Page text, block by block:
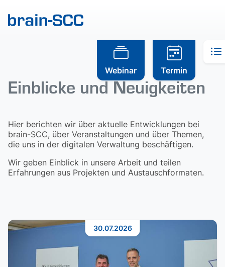
Webinar Termin
Einblicke und Neuigkeiten
Hier berichten wir über aktuelle Entwicklungen bei
brain-SCC, über Veranstaltungen und über Themen,
die uns in der digitalen Verwaltung beschäftigen.
Wir geben Einblick in unsere Arbeit und teilen
Erfahrungen aus Projekten und Austauschformaten.
30.07.2026